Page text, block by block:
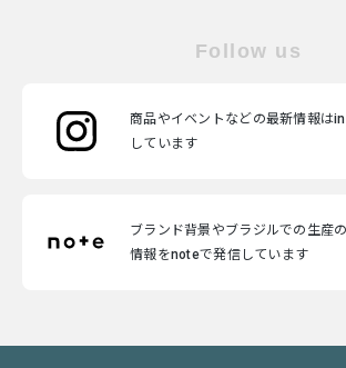
Follow us
商品やイベントなどの最新情報は
しています
ブランド背景やブラジルでの生産
情報をnoteで発信しています